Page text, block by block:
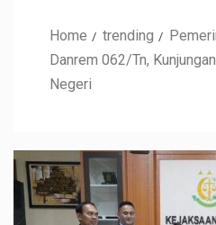
Home trending
Danrem 062/Tn,
Negeri